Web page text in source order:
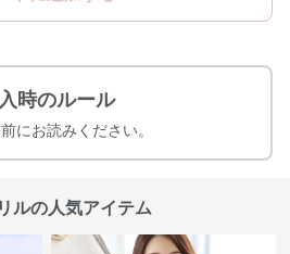
時のルール
にお読みください。
ルの人気アイテム